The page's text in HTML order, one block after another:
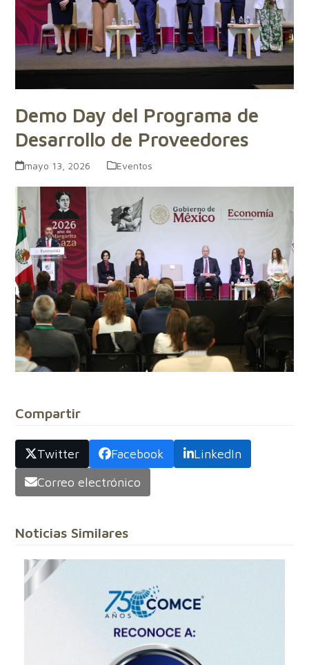
Demo Day del Programa de
Desarrollo de Proveedores
mayo 13, 2026 Eventos
Compartir
Twitter Facebook
LinkedIn
Correo electrónico
Noticias Similares